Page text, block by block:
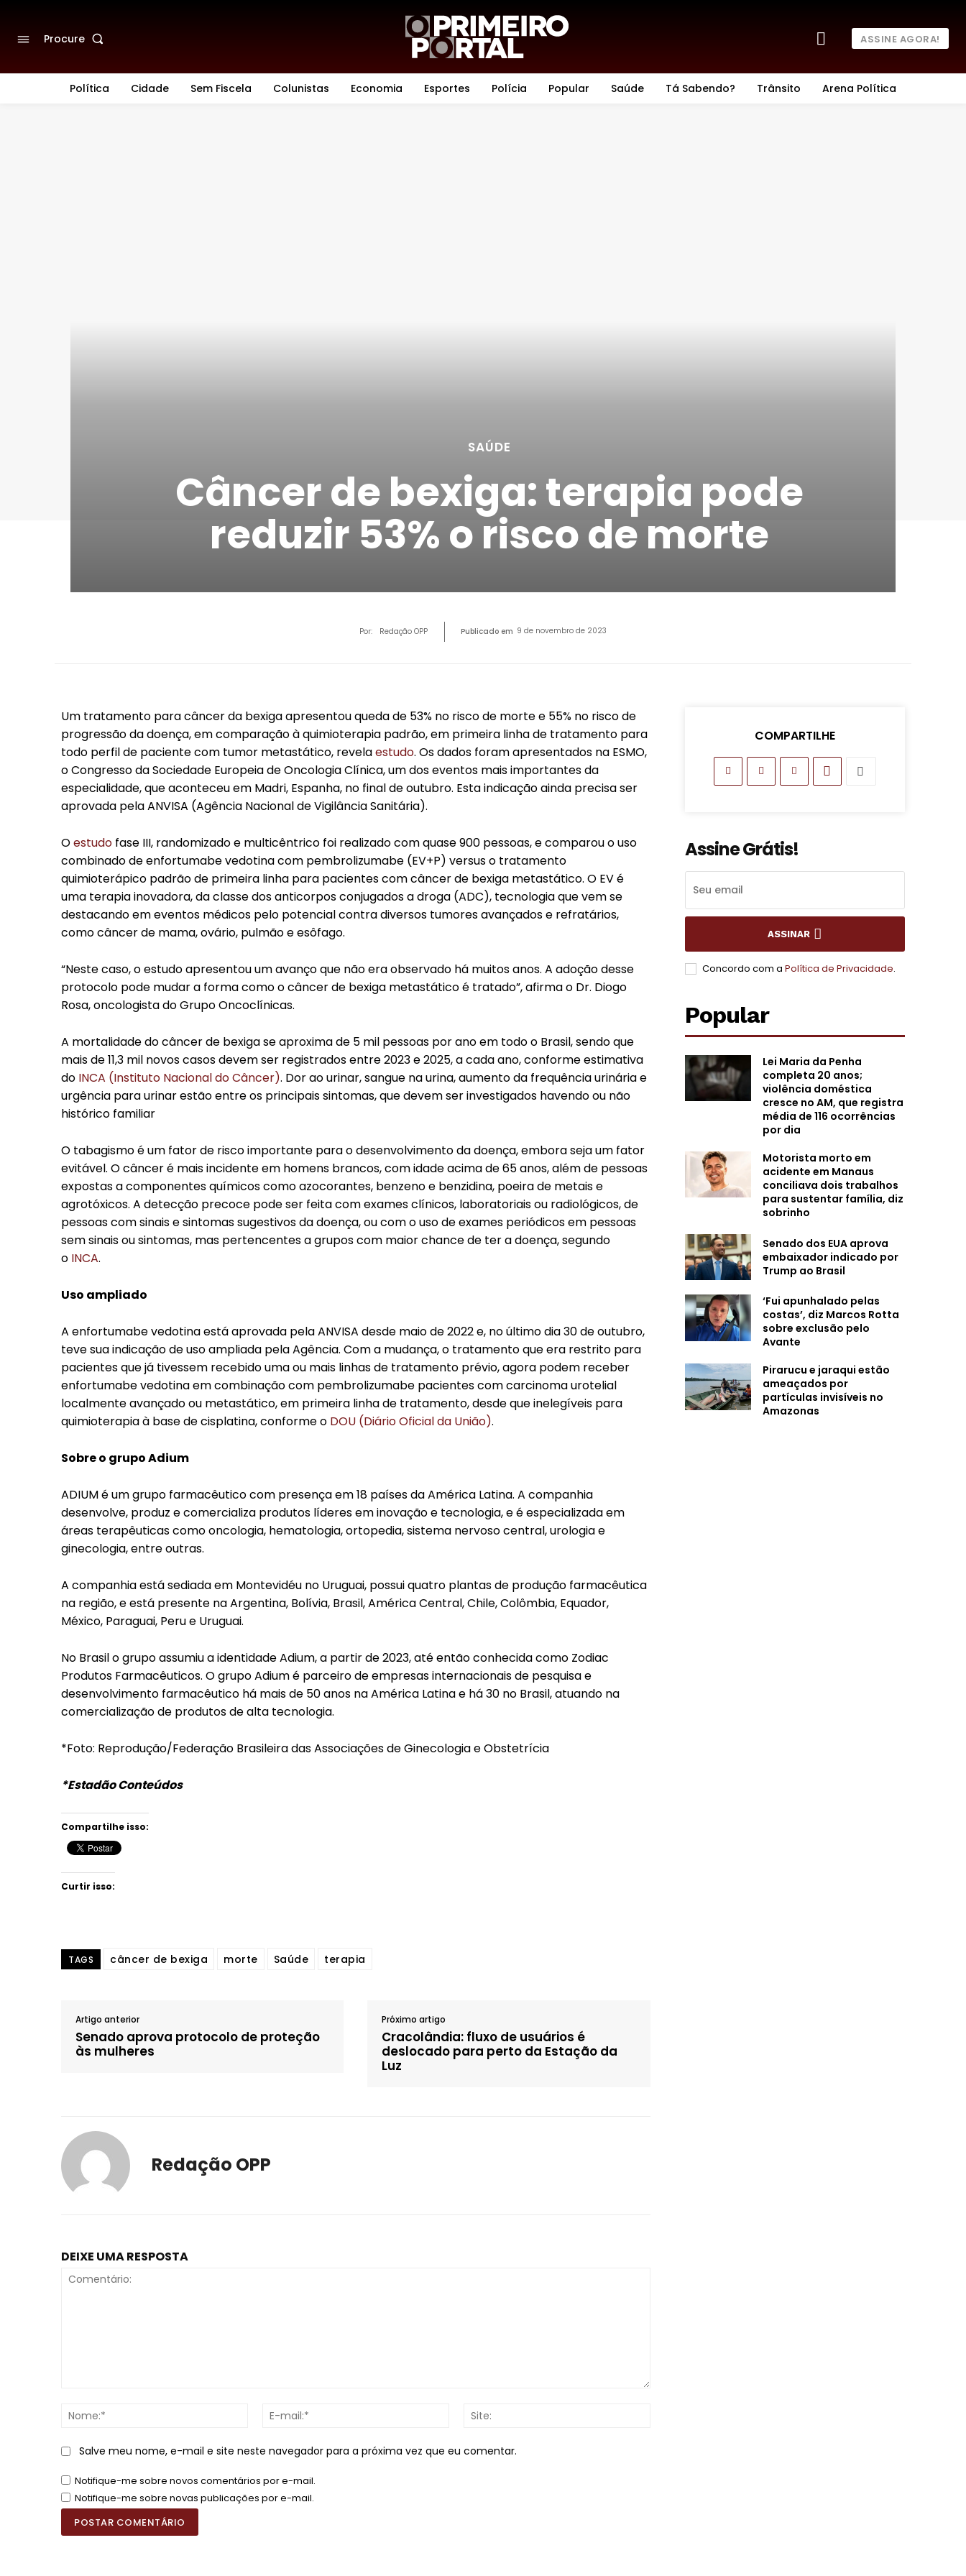
Procure ASSINE AGORA!
Política Cidade Sem Fiscela Colunistas Economia Esportes Polícia Popular Saúde Tá Sabendo? Trânsito Arena Política
SAÚDE
Câncer de bexiga: terapia pode
reduzir 53% o risco de morte
Por: Redação OPP Publicado em 9 de novembro de 2023
Um tratamento para câncer da bexiga apresentou queda de 53% no risco de morte e 55% no risco de
progressão da doença, em comparação à quimioterapia padrão, em primeira linha de tratamento para
todo perfil de paciente com tumor metastático, revelaestudo. Os dados foram apresentados na ESMO,
o Congresso da Sociedade Europeia de Oncologia Clínica, um dos eventos mais importantes da
especialidade, que aconteceu em Madri, Espanha, no final de outubro. Esta indicação ainda precisa ser
aprovada pela ANVISA (Agência Nacional de Vigilância Sanitária).
Oestudo fase III, randomizado e multicêntrico foi realizado com quase 900 pessoas, e comparou o uso
combinado de enfortumabe vedotina com pembrolizumabe (EV+P) versus o tratamento
quimioterápico padrão de primeira linha para pacientes com câncer de bexiga metastático. O EV é
uma terapia inovadora, da classe dos anticorpos conjugados a droga (ADC), tecnologia que vem se
destacando em eventos médicos pelo potencial contra diversos tumores avançados e refratários,
como câncer de mama, ovário, pulmão e esôfago.
“Neste caso, o estudo apresentou um avanço que não era observado há muitos anos. A adoção desse
protocolo pode mudar a forma como o câncer de bexiga metastático é tratado”, afirma o Dr. Diogo
Rosa, oncologista do Grupo Oncoclínicas.
A mortalidade do câncer de bexiga se aproxima de 5 mil pessoas por ano em todo o Brasil, sendo que
mais de 11,3 mil novos casos devem ser registrados entre 2023 e 2025, a cada ano, conforme estimativa
do INCA (Instituto Nacional do Câncer). Dor ao urinar, sangue na urina, aumento da frequência urinária e
urgência para urinar estão entre os principais sintomas, que devem ser investigados havendo ou não
histórico familiar
O tabagismo é um fator de risco importante para o desenvolvimento da doença, embora seja um fator
evitável. O câncer é mais incidente em homens brancos, com idade acima de 65 anos, além de pessoas
expostas a componentes químicos como azocorantes, benzeno e benzidina, poeira de metais e
agrotóxicos. A detecção precoce pode ser feita com exames clínicos, laboratoriais ou radiológicos, de
pessoas com sinais e sintomas sugestivos da doença, ou com o uso de exames periódicos em pessoas
sem sinais ou sintomas, mas pertencentes a grupos com maior chance de ter a doença, segundo
o INCA.
Uso ampliado
A enfortumabe vedotina está aprovada pela ANVISA desde maio de 2022 e, no último dia 30 de outubro,
teve sua indicação de uso ampliada pela Agência. Com a mudança, o tratamento que era restrito para
pacientes que já tivessem recebido uma ou mais linhas de tratamento prévio, agora podem receber
enfortumabe vedotina em combinação com pembrolizumabe pacientes com carcinoma urotelial
localmente avançado ou metastático, em primeira linha de tratamento, desde que inelegíveis para
quimioterapia à base de cisplatina, conforme o DOU (Diário Oficial da União).
Sobre o grupo Adium
ADIUM é um grupo farmacêutico com presença em 18 países da América Latina. A companhia
desenvolve, produz e comercializa produtos líderes em inovação e tecnologia, e é especializada em
áreas terapêuticas como oncologia, hematologia, ortopedia, sistema nervoso central, urologia e
ginecologia, entre outras.
A companhia está sediada em Montevidéu no Uruguai, possui quatro plantas de produção farmacêutica
na região, e está presente na Argentina, Bolívia, Brasil, América Central, Chile, Colômbia, Equador,
México, Paraguai, Peru e Uruguai.
No Brasil o grupo assumiu a identidade Adium, a partir de 2023, até então conhecida como Zodiac
Produtos Farmacêuticos. O grupo Adium é parceiro de empresas internacionais de pesquisa e
desenvolvimento farmacêutico há mais de 50 anos na América Latina e há 30 no Brasil, atuando na
comercialização de produtos de alta tecnologia.
*Foto: Reprodução/Federação Brasileira das Associações de Ginecologia e Obstetrícia
*Estadão Conteúdos
Compartilhe isso:
Curtir isso:
TAGS câncer de bexiga morte Saúde terapia
Artigo anterior
Senado aprova protocolo de proteção
às mulheres
Próximo artigo
Cracolândia: fluxo de usuários é
deslocado para perto da Estação da
Luz
Redação OPP
DEIXE UMA RESPOSTA
Nome:*
Salve meu nome, e-mail e site neste navegador para a próxima vez que eu comentar.
Notifique-me sobre novos comentários por e-mail.
Notifique-me sobre novas publicações por e-mail.
COMPARTILHE
Assine Grátis!
ASSINAR
Concordo com a Política de Privacidade.
Popular
Lei Maria da Penha
completa 20 anos;
violência doméstica
cresce no AM, que registra
média de 116 ocorrências
por dia
Motorista morto em
acidente em Manaus
conciliava dois trabalhos
para sustentar família, diz
sobrinho
Senado dos EUA aprova
embaixador indicado por
Trump ao Brasil
‘Fui apunhalado pelas
costas’, diz Marcos Rotta
sobre exclusão pelo
Avante
Pirarucu e jaraqui estão
ameaçados por
partículas invisíveis no
Amazonas